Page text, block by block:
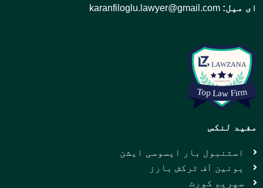
ای میل: karanfiloglu.lawyer@gmail.com
مفید لنکس
استنبول بار ایسوسی ایشن
یونین آف ٹرکش بارز
سپریم کورٹ